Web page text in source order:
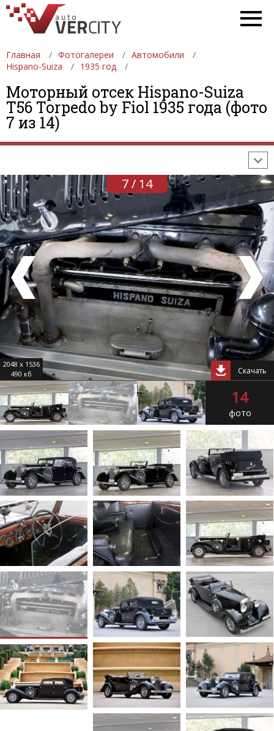
Главная Фотогалереи
Автомобили
Hispano-Suiza
1935 год
Моторный отсек Hispano-Suiza
T56 Torpedo by Fiol 1935 года (фото
7 из 14)
ФОТОГАЛЕРЕИ АВТОМОБИЛИ
ДЕВУШКИ
АВТОСАЛОНЫ
7 / 14
2048 x 1536
490 кб
Скачать
14
фото